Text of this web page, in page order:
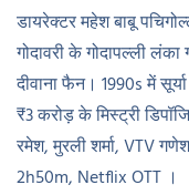
डायरेक्टर महेश बाबू
गोदावरी के गोदापल्ली
दीवाना फैन। 1990s में
₹3 करोड़ के मिस्ट्री
रमेश, मुरली शर्मा, VTV
2h50m, Netflix OTT ।​